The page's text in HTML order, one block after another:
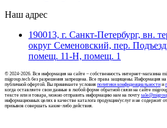
Наш адрес
190013, г. Санкт-Петербург, вн.
округ Семеновский, пер.
помещ. 11-Н, помещ. 1
© 2024-2026. Вся информация на сайте – собственность интернет-магазина
migroup.tech без разрешения запрещена. Все права защищены. Информация
публичной офертой. Вы принимаете условия политики конфиденциальности и
когда оставляете свои данные в любой форме обратной связи на сайте
тексте или и товара, можно отправить информацию нам на почту
информационных целях в качестве каталога продукции/услуг и не содержит
призывов совершать какие-либо действия.